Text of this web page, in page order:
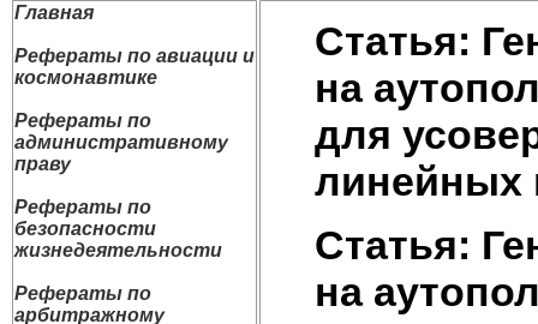
Главная
Рефераты по авиации и
космонавтике
Рефераты по
административному
праву
Рефераты по
безопасности
жизнедеятельности
Рефераты по
арбитражному
Статья:
на
для
линейных
Статья:
на